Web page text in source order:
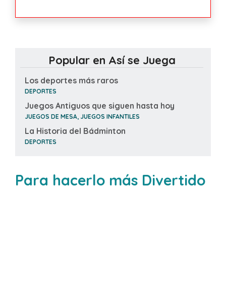
Popular en Así se Juega
Los deportes más raros
DEPORTES
Juegos Antiguos que siguen hasta hoy
JUEGOS DE MESA, JUEGOS INFANTILES
La Historia del Bádminton
DEPORTES
Para hacerlo más Divertido